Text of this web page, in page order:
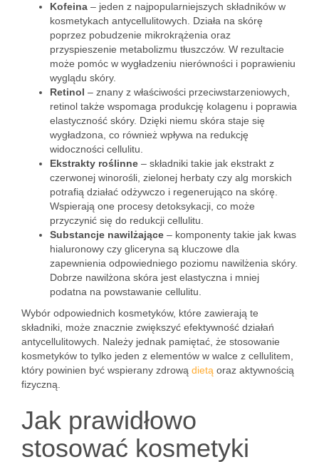
Kofeina – jeden z najpopularniejszych składników w
kosmetykach antycellulitowych. Działa na skórę
poprzez pobudzenie mikrokrążenia oraz
przyspieszenie metabolizmu tłuszczów. W rezultacie
może pomóc w wygładzeniu nierówności i poprawieniu
wyglądu skóry.
Retinol – znany z właściwości przeciwstarzeniowych,
retinol także wspomaga produkcję kolagenu i poprawia
elastyczność skóry. Dzięki niemu skóra staje się
wygładzona, co również wpływa na redukcję
widoczności cellulitu.
Ekstrakty roślinne – składniki takie jak ekstrakt z
czerwonej winorośli, zielonej herbaty czy alg morskich
potrafią działać odżywczo i regenerująco na skórę.
Wspierają one procesy detoksykacji, co może
przyczynić się do redukcji cellulitu.
Substancje nawilżające – komponenty takie jak kwas
hialuronowy czy gliceryna są kluczowe dla
zapewnienia odpowiedniego poziomu nawilżenia skóry.
Dobrze nawilżona skóra jest elastyczna i mniej
podatna na powstawanie cellulitu.
Wybór odpowiednich kosmetyków, które zawierają te
składniki, może znacznie zwiększyć efektywność działań
antycellulitowych. Należy jednak pamiętać, że stosowanie
kosmetyków to tylko jeden z elementów w walce z cellulitem,
który powinien być wspierany zdrową dietą oraz aktywnością
fizyczną.
Jak prawidłowo
stosować kosmetyki